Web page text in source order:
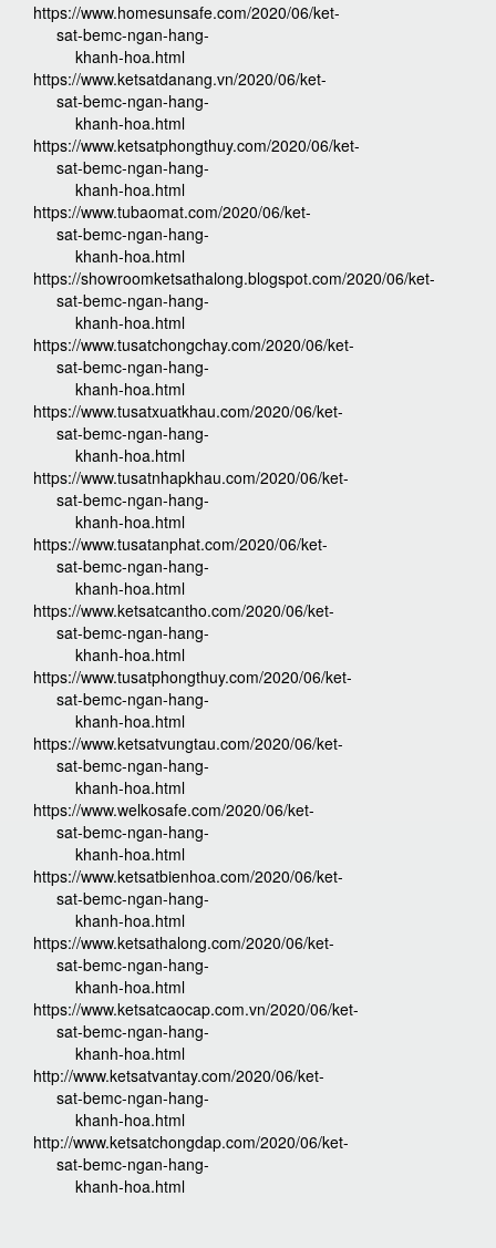
https://www.homesunsafe.com/2020/06/ket-
sat-bemc-ngan-hang-
khanh-hoa.html
https://www.ketsatdanang.vn/2020/06/ket-
sat-bemc-ngan-hang-
khanh-hoa.html
https://www.ketsatphongthuy.com/2020/06/ket-
sat-bemc-ngan-hang-
khanh-hoa.html
https://www.tubaomat.com/2020/06/ket-
sat-bemc-ngan-hang-
khanh-hoa.html
https://showroomketsathalong.blogspot.com/2020/06/ket-
sat-bemc-ngan-hang-
khanh-hoa.html
https://www.tusatchongchay.com/2020/06/ket-
sat-bemc-ngan-hang-
khanh-hoa.html
https://www.tusatxuatkhau.com/2020/06/ket-
sat-bemc-ngan-hang-
khanh-hoa.html
https://www.tusatnhapkhau.com/2020/06/ket-
sat-bemc-ngan-hang-
khanh-hoa.html
https://www.tusatanphat.com/2020/06/ket-
sat-bemc-ngan-hang-
khanh-hoa.html
https://www.ketsatcantho.com/2020/06/ket-
sat-bemc-ngan-hang-
khanh-hoa.html
https://www.tusatphongthuy.com/2020/06/ket-
sat-bemc-ngan-hang-
khanh-hoa.html
https://www.ketsatvungtau.com/2020/06/ket-
sat-bemc-ngan-hang-
khanh-hoa.html
https://www.welkosafe.com/2020/06/ket-
sat-bemc-ngan-hang-
khanh-hoa.html
https://www.ketsatbienhoa.com/2020/06/ket-
sat-bemc-ngan-hang-
khanh-hoa.html
https://www.ketsathalong.com/2020/06/ket-
sat-bemc-ngan-hang-
khanh-hoa.html
https://www.ketsatcaocap.com.vn/2020/06/ket-
sat-bemc-ngan-hang-
khanh-hoa.html
http://www.ketsatvantay.com/2020/06/ket-
sat-bemc-ngan-hang-
khanh-hoa.html
http://www.ketsatchongdap.com/2020/06/ket-
sat-bemc-ngan-hang-
khanh-hoa.html